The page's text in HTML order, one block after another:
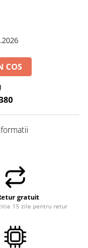
COS
gratuit
15 zile pentru retur